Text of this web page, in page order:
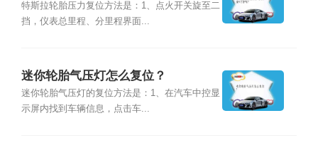
特斯拉轮胎压力复位方法是：1、点火开关旋至二
挡，仪表总里程、分里程界面...
迷你轮胎气压灯怎么复位？
迷你轮胎气压灯的复位方法是：1、在汽车中控显
示屏内找到车辆信息，点击车...